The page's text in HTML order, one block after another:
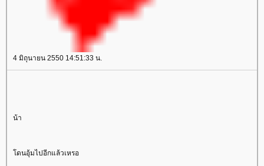
4 มิถุนายน 2550 14:51:33 น.
น้า
ดนอุ้มไปอีกแล้วเหรอ